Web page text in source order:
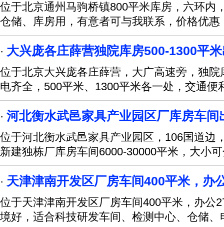
位于北京通州马驹桥镇800平米库房，六环内
仓储、库房用，有意者可与我联系，价格优惠
· 大兴庞各庄薛营独院库房500-1300平
位于北京大兴庞各庄薛营，大广高速旁，独
电齐全，500平米、1300平米各一处，交通便
· 河北衡水武邑家具产业园区厂库房车间
位于河北衡水武邑家具产业园区，106国道边
新建独栋厂库房车间6000-30000平米，大小
· 天津津南开发区厂房车间400平米，办
位于天津津南开发区厂房车间400平米，办公
境好，适合科技研发车间、检测中心、仓储、